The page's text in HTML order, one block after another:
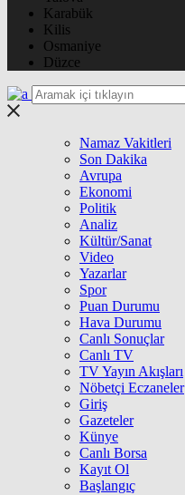
Karabük
Kilis
Osmaniye
Düzce
Namaz Vakitleri
Son Dakika
Avrupa
Ekonomi
Politik
Analiz
Kültür/Sanat
Video
Yazarlar
Spor
Puan Durumu
Hava Durumu
Canlı Sonuçlar
Canlı TV
TV Yayın Akışları
Nöbetçi Eczaneler
Giriş
Gazeteler
Künye
Canlı Borsa
Kayıt Ol
Başlangıç